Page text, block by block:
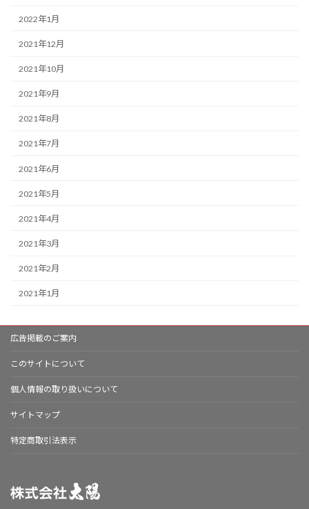
2022年1月
2021年12月
2021年10月
2021年9月
2021年8月
2021年7月
2021年6月
2021年5月
2021年4月
2021年3月
2021年2月
2021年1月
広告掲載のご案内
このサイトについて
個人情報の取り扱いについて
サイトマップ
特定商取引法表示